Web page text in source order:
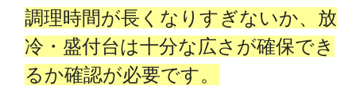
調理時間が長くなりすぎないか、放
冷・盛付台は十分な広さが確保でき
るか確認が必要です。